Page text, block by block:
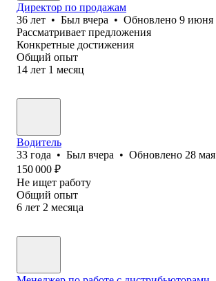
Директор по продажам
36 лет • Был вчера • Обновлено 9 июня
Рассматривает предложения
Конкретные достижения
Общий опыт
14 лет 1 месяц
Водитель
33 года • Был вчера • Обновлено 28 мая
150 000 ₽
Не ищет работу
Общий опыт
6 лет 2 месяца